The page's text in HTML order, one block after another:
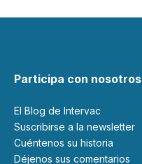
Participa con nosotros
El Blog de Intervac
Suscribirse a la newsletter
Cuéntenos su historia
Déjenos sus comentarios